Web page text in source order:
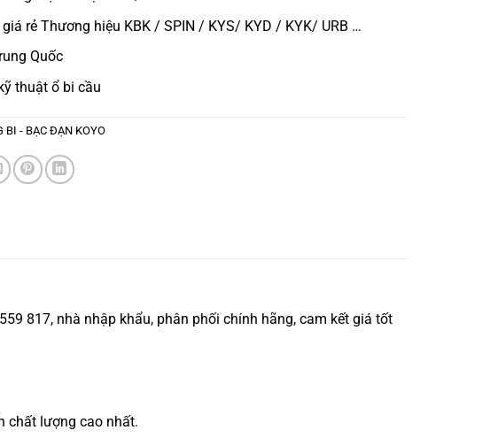
rẻ Thương hiệu KBK / SPIN / KYS/ KYD / KYK/ URB …
Quốc
thuậtổ bi cầu
BI - BẠC ĐẠN KOYO
817, nhà nhập khẩu, phân phối chính hãng, cam kết giá tốt
chất lượng cao nhất.